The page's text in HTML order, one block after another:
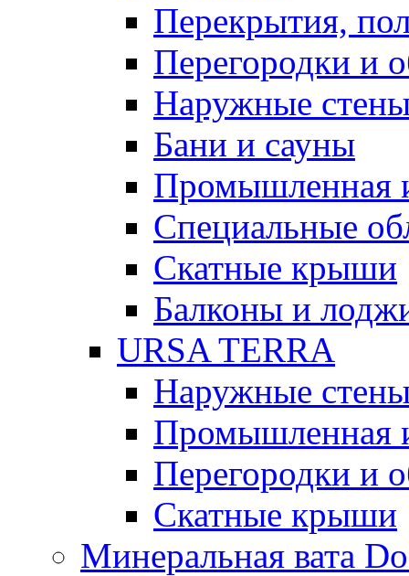
Перекрытия,
Перегородки и
Наружные
Бани и сауны
Промышленная
Специальные
Скатные крыши
Балконы и
URSA TERRA
Наружные
Промышленная
Перегородки и
Скатные крыши
Минеральная вата